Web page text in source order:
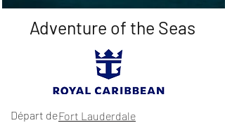
Adventure of the Seas
Départ deFort Lauderdale